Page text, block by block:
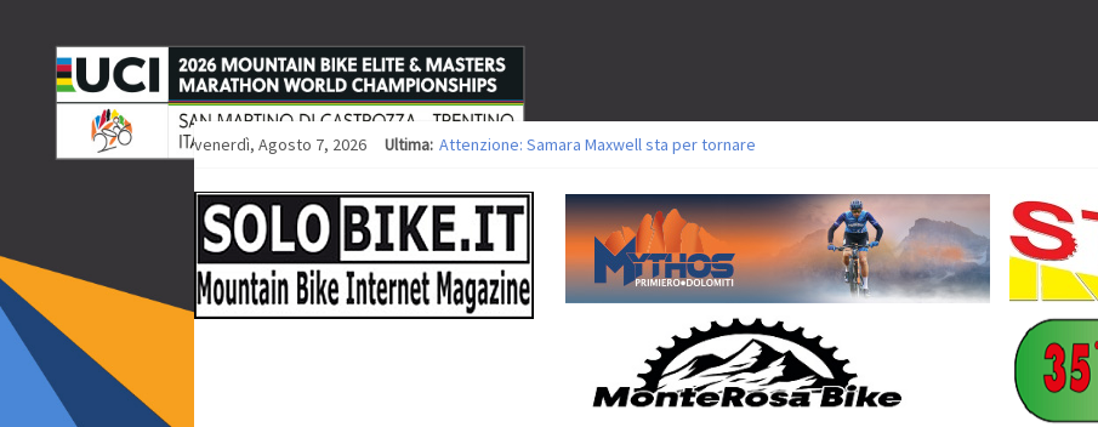
venerdì, Agosto 7, 2026 Ultima: Attenzione: Samara Maxwell sta per tornare
Europei XCO: vittorie per Ghibaudo, Grossmann e Gallis. Signorelli 5^ la migliore tra gli italiani
35ª Marathon Bike della Brianza: l’ultima sfida agonistica di una leggendaria storia
Europei MTB: il Team Relay firma il secondo argento azzurro a Monteceneri